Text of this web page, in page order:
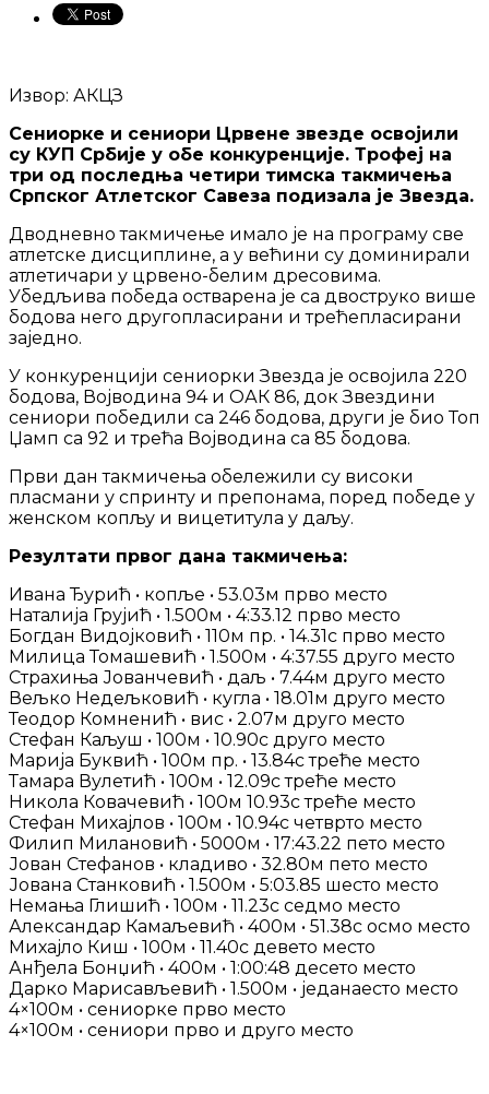
Извор: АКЦЗ
Сениорке и сениори Црвене звезде освојили
су КУП Србије у обе конкуренције. Трофеј на
три од последња четири тимска такмичења
Српског Атлетског Савеза подизала је Звезда.
Дводневно такмичење имало је на програму све
атлетске дисциплине, а у већини су доминирали
атлетичари у црвено-белим дресовима.
Убедљива победа остварена је са двоструко више
бодова него другопласирани и трећепласирани
заједно.
У конкуренцији сениорки Звезда је освојила 220
бодова, Војводина 94 и ОАК 86, док Звездини
сениори победили са 246 бодова, други је био Топ
Џамп са 92 и трећа Војводина са 85 бодова.
Први дан такмичења обележили су високи
пласмани у спринту и препонама, поред победе у
женском копљу и вицетитула у даљу.
Резултати првог дана такмичења:
Ивана Ђурић • копље • 53.03м прво место
Наталија Грујић • 1.500м • 4:33.12 прво место
Богдан Видојковић • 110м пр. • 14.31с прво место
Милица Томашевић • 1.500м • 4:37.55 друго место
Страхиња Јованчевић • даљ • 7.44м друго место
Вељко Недељковић • кугла • 18.01м друго место
Теодор Комненић • вис • 2.07м друго место
Стефан Каљуш • 100м • 10.90с друго место
Марија Буквић • 100м пр. • 13.84с треће место
Тамара Вулетић • 100м • 12.09с треће место
Никола Ковачевић • 100м 10.93с треће место
Стефан Михајлов • 100м • 10.94с четврто место
Филип Милановић • 5000м • 17:43.22 пето место
Јован Стефанов • кладиво • 32.80м пето место
Јована Станковић • 1.500м • 5:03.85 шесто место
Немања Глишић • 100м • 11.23с седмо место
Александар Камаљевић • 400м • 51.38с осмо место
Михајло Киш • 100м • 11.40с девето место
Анђела Бонџић • 400м • 1:00:48 десето место
Дарко Марисављевић • 1.500м • једанаесто место
4×100м • сениорке прво место
4×100м • сениори прво и друго место